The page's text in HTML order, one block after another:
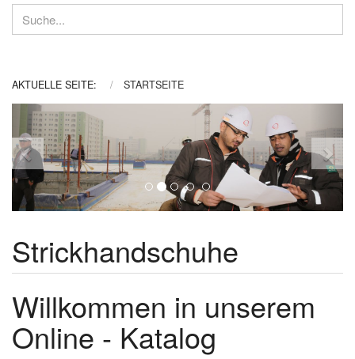
AKTUELLE SEITE: STARTSEITE
Previous
Strickhandschuhe
Willkommen in unserem
Online - Katalog